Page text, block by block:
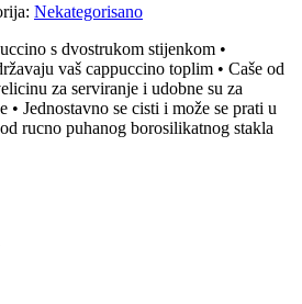
Nekategorisano
s dvostrukom stijenkom •
vaš cappuccino toplim • Caše od
za serviranje i udobne su za
• Jednostavno se cisti i može se prati u
rucno puhanog borosilikatnog stakla